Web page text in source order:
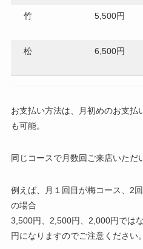
竹 5,500円
松 6,500円
お支払い方法は、月初めのお支払
も可能。
同じコースで月数回ご来店いただ
例えば、月１回目が梅コース、2
の場合
3,500円、2,500円、2,000円では
円になりますのでご注意ください。